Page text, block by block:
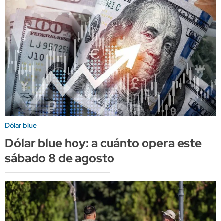
Dólar blue
Dólar blue hoy: a cuánto opera este
sábado 8 de agosto